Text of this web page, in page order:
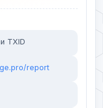
TXID
report